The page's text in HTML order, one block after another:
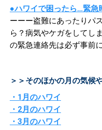
●ハワイで困ったら…緊急
ーーー盗難にあったりパ
ら？病気やケガをしてし
の緊急連絡先は必ず事前
＞＞そのほかの月の気候
・1月のハワイ
・2月のハワイ
・3月のハワイ